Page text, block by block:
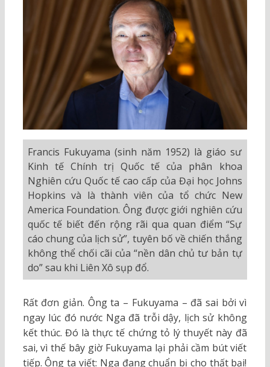
Francis Fukuyama (sinh năm 1952) là giáo sư
Kinh tế Chính trị Quốc tế của phân khoa
Nghiên cứu Quốc tế cao cấp của Đại học Johns
Hopkins và là thành viên của tổ chức New
America Foundation. Ông được giới nghiên cứu
quốc tế biết đến rộng rãi qua quan điểm “Sự
cáo chung của lịch sử”, tuyên bố về chiến thắng
không thể chối cãi của “nền dân chủ tư bản tự
do” sau khi Liên Xô sụp đổ.
Rất đơn giản. Ông ta – Fukuyama – đã sai bởi vì
ngay lúc đó nước Nga đã trỗi dậy, lịch sử không
kết thúc. Đó là thực tế chứng tỏ lý thuyết này đã
sai, vì thế bây giờ Fukuyama lại phải cầm bút viết
tiếp. Ông ta viết: Nga đang chuẩn bị cho thất bại!